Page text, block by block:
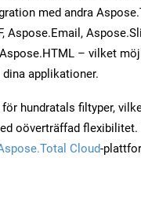
med andra
Aspose.Email,
– vilket
applikationer.
hundratals filtyper,
oöverträffad
Cloud-